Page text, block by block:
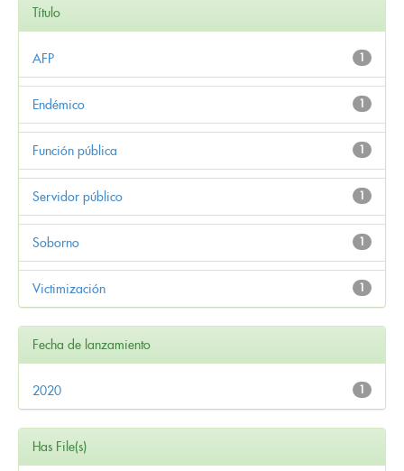
Título
1
AFP
1
Endémico
1
Función pública
1
Servidor público
1
Soborno
1
Victimización
Fecha de lanzamiento
1
2020
Has File(s)